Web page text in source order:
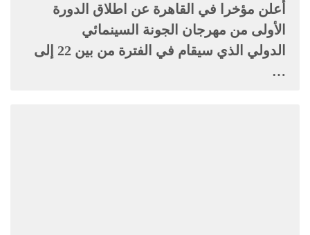
أعلن مؤخرا في القاهرة عن اطلاق الدورة
الأولى من مهرجان الجونة السينمائي
الدولي الذي سيقام في الفترة من بين 22 إلى
…